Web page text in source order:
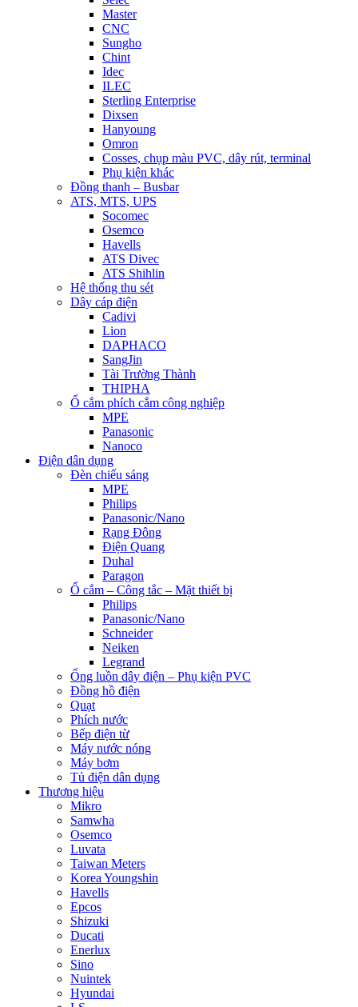
Master
CNC
Sungho
Chint
Idec
ILEC
Sterling Enterprise
Dixsen
Hanyoung
Omron
Cosses, chụp màu PVC, dây rút, terminal
Phụ kiện khác
Đồng thanh – Busbar
ATS, MTS, UPS
Socomec
Osemco
Havells
ATS Divec
ATS Shihlin
Hệ thống thu sét
Dây cáp điện
Cadivi
Lion
DAPHACO
SangJin
Tài Trường Thành
THIPHA
Ổ cắm phích cắm công nghiệp
MPE
Panasonic
Nanoco
Điện dân dụng
Đèn chiếu sáng
MPE
Philips
Panasonic/Nano
Rạng Đông
Điện Quang
Duhal
Paragon
Ổ cắm – Công tắc – Mặt thiết bị
Philips
Panasonic/Nano
Schneider
Neiken
Legrand
Ống luồn dây điện – Phụ kiện PVC
Đồng hồ điện
Quạt
Phích nước
Bếp điện từ
Máy nước nóng
Máy bơm
Tủ điện dân dụng
Thương hiệu
Mikro
Samwha
Osemco
Luvata
Taiwan Meters
Korea Youngshin
Havells
Epcos
Shizuki
Ducati
Enerlux
Sino
Nuintek
Hyundai